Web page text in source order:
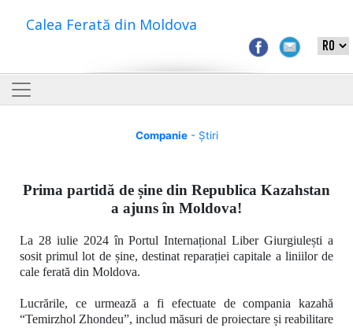
Calea Ferată din Moldova
Companie- Știri
Prima partidă de șine din Republica Kazahstan
a ajuns în Moldova!
La 28 iulie 2024 în Portul Internațional Liber Giurgiulești a
sosit primul lot de șine, destinat reparației capitale a liniilor de
cale ferată din Moldova.
Lucrările, ce urmează a fi efectuate de compania kazahă
“Temirzhol Zhondeu”, includ măsuri de proiectare și reabilitare